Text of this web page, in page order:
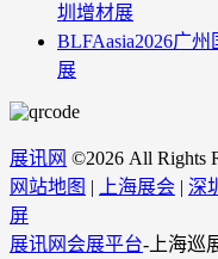
圳增材展
BLFAasia2026广
展
展讯网 ©2026 All Rights
网站地图 | 上海展会 | 深
屏
展讯网会展平台-上海巡